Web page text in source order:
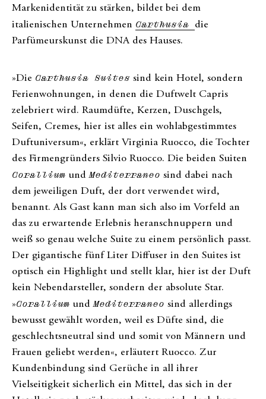
Markenidentität zu stärken, bildet bei dem
italienischen Unternehmen Carthusia
die
Parfümeurskunst die DNA des Hauses.
»Die Carthusia Suites sind kein Hotel, sondern
Ferienwohnungen, in denen die Duftwelt Capris
zelebriert wird. Raumdüfte, Kerzen, Duschgels,
Seifen, Cremes, hier ist alles ein wohlabgestimmtes
Duftuniversum«, erklärt Virginia Ruocco, die Tochter
des Firmengründers Silvio Ruocco. Die beiden Suiten
Corallium undMediterraneo sind dabei nach
dem jeweiligen Duft, der dort verwendet wird,
benannt. Als Gast kann man sich also im Vorfeld an
das zu erwartende Erlebnis heranschnuppern und
weiß so genau welche Suite zu einem persönlich passt.
Der gigantische fünf Liter Diffuser in den Suites ist
optisch ein Highlight und stellt klar, hier ist der Duft
kein Nebendarsteller, sondern der absolute Star.
»Corallium undMediterraneo sind allerdings
bewusst gewählt worden, weil es Düfte sind, die
geschlechtsneutral sind und somit von Männern und
Frauen geliebt werden«, erläutert Ruocco. Zur
Kundenbindung sind Gerüche in all ihrer
Vielseitigkeit sicherlich ein Mittel, das sich in der